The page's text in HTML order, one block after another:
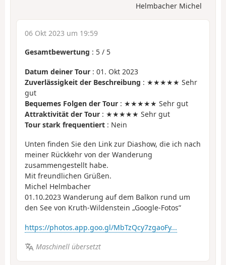
Helmbacher Michel
06 Okt 2023 um 19:59
Gesamtbewertung : 5 / 5
Datum deiner Tour : 01. Okt 2023
Zuverlässigkeit der Beschreibung : ★★★★★ Sehr
gut
Bequemes Folgen der Tour : ★★★★★ Sehr gut
Attraktivität der Tour : ★★★★★ Sehr gut
Tour stark frequentiert : Nein
Unten finden Sie den Link zur Diashow, die ich nach
meiner Rückkehr von der Wanderung
zusammengestellt habe.
Mit freundlichen Grüßen.
Michel Helmbacher
01.10.2023 Wanderung auf dem Balkon rund um
den See von Kruth-Wildenstein „Google-Fotos”
https://photos.app.goo.gl/MbTzQcy7zgaoFy...
Maschinell übersetzt